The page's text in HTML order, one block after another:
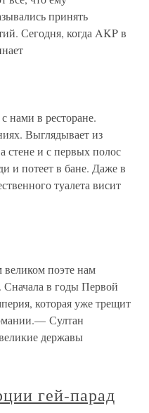
принять
Сегодня, когда AKP в
нами в ресторане.
Выглядывает из
стене и с первых полос
и потеет в бане. Даже в
туалета висит
великом поэте нам
Сначала в годы Первой
которая уже трещит
Султан
державы
гей-парад